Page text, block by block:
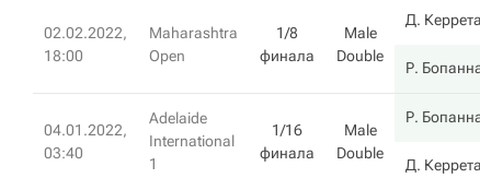
02.02.2022,
18:00
Maharashtra
Open
1/8
финала
Male
Double
Д.
Р.
04.01.2022,
03:40
Adelaide
International
1
1/16
финала
Male
Double
Р.
Д.